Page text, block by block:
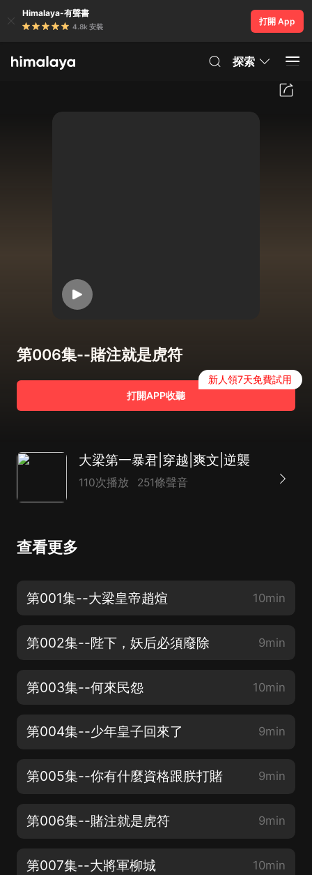
Himalaya-有聲書
4.8k 安裝
打開 App
探索
第006集--賭注就是虎符
打開APP收聽
新人領7天免費試用
大梁第一暴君|穿越|爽文|逆襲
110次播放 251條聲音
查看更多
第001集--大梁皇帝趙煊 10min
第002集--陛下，妖后必須廢除 9min
第003集--何來民怨 10min
第004集--少年皇子回來了 9min
第005集--你有什麼資格跟朕打賭 9min
第006集--賭注就是虎符 9min
第007集--大將軍柳城 10min